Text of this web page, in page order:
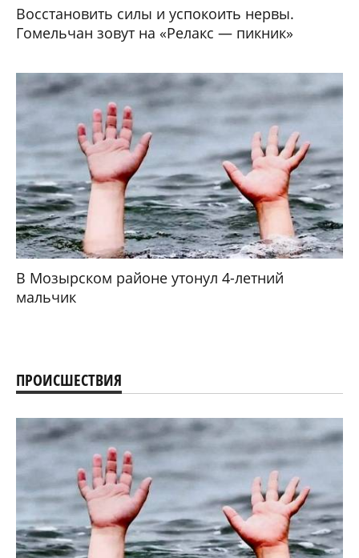
Восстановить силы и успокоить нервы.
Гомельчан зовут на «Релакс — пикник»
В Мозырском районе утонул 4-летний
мальчик
ПРОИСШЕСТВИЯ